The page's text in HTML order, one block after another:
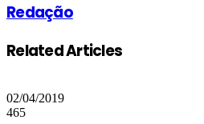
Redação
Related Articles
02/04/2019
465